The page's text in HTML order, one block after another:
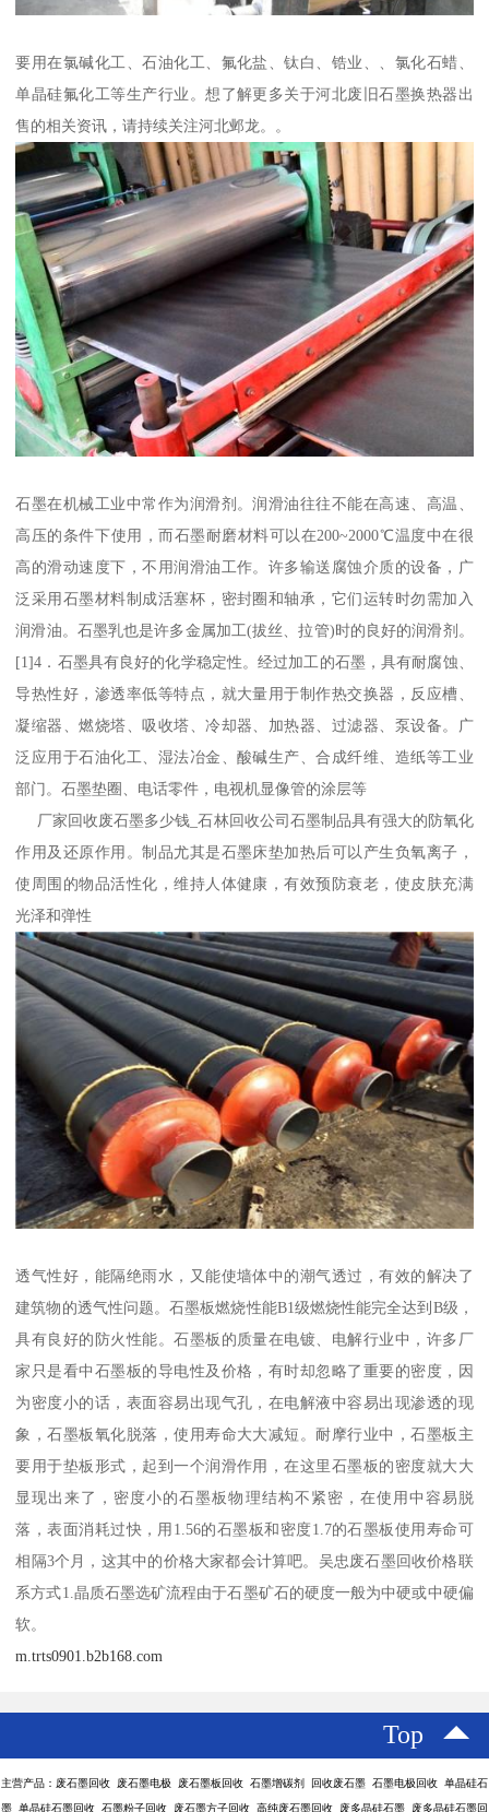
要用在氯碱化工、石油化工、氟化盐、钛白、锆业、、氯化石蜡、
单晶硅氟化工等生产行业。想了解更多关于河北废旧石墨换热器出
售的相关资讯，请持续关注河北邺龙。。
石墨在机械工业中常作为润滑剂。润滑油往往不能在高速、高温、
高压的条件下使用，而石墨耐磨材料可以在200~2000℃温度中在很
高的滑动速度下，不用润滑油工作。许多输送腐蚀介质的设备，广
泛采用石墨材料制成活塞杯，密封圈和轴承，它们运转时勿需加入
润滑油。石墨乳也是许多金属加工(拔丝、拉管)时的良好的润滑剂。
[1]4．石墨具有良好的化学稳定性。经过加工的石墨，具有耐腐蚀、
导热性好，渗透率低等特点，就大量用于制作热交换器，反应槽、
凝缩器、燃烧塔、吸收塔、冷却器、加热器、过滤器、泵设备。广
泛应用于石油化工、湿法冶金、酸碱生产、合成纤维、造纸等工业
部门。石墨垫圈、电话零件，电视机显像管的涂层等
厂家回收废石墨多少钱_石林回收公司石墨制品具有强大的防氧化
作用及还原作用。制品尤其是石墨床垫加热后可以产生负氧离子，
使周围的物品活性化，维持人体健康，有效预防衰老，使皮肤充满
光泽和弹性
透气性好，能隔绝雨水，又能使墙体中的潮气透过，有效的解决了
建筑物的透气性问题。石墨板燃烧性能B1级燃烧性能完全达到B级，
具有良好的防火性能。石墨板的质量在电镀、电解行业中，许多厂
家只是看中石墨板的导电性及价格，有时却忽略了重要的密度，因
为密度小的话，表面容易出现气孔，在电解液中容易出现渗透的现
象，石墨板氧化脱落，使用寿命大大减短。耐摩行业中，石墨板主
要用于垫板形式，起到一个润滑作用，在这里石墨板的密度就大大
显现出来了，密度小的石墨板物理结构不紧密，在使用中容易脱
落，表面消耗过快，用1.56的石墨板和密度1.7的石墨板使用寿命可
相隔3个月，这其中的价格大家都会计算吧。吴忠废石墨回收价格联
系方式1.晶质石墨选矿流程由于石墨矿石的硬度一般为中硬或中硬偏
软。
m.trts0901.b2b168.com
Top
主营产品：废石墨回收 废石墨电极 废石墨板回收 石墨增碳剂 回收废石墨 石墨电极回收 单晶硅石
墨 单晶硅石墨回收 石墨粉子回收 废石墨方子回收 高纯废石墨回收 废多晶硅石墨 废多晶硅石墨回